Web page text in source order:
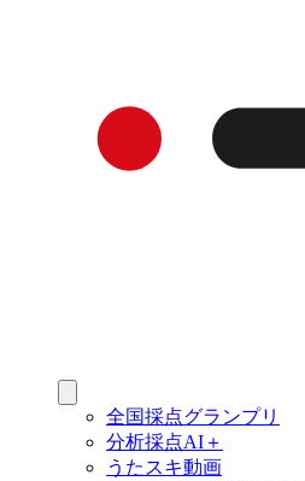
全国採点グランプリ
分析採点AI＋
うたスキ動画